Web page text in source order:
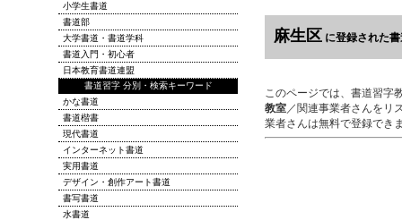
麻生区 に登録された
このページでは、書道習字
教室／関連事業者さんをリ
業者さんは無料で登録でき
小学生書道
書道部
大学書道・書道学科
書道入門・初心者
日本教育書道連盟
書道習字 分別・検索キーワード
かな書道
書道楷書
現代書道
インターネット書道
実用書道
デザイン・創作アート書道
書写書道
水書道